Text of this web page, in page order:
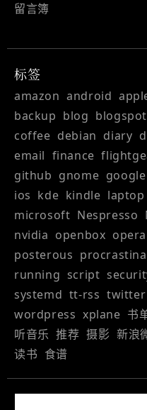
留言簿
标签
amazon android
backup blog blogspot
coffee debian diary
email finance
github gnome google
ios kde kindle laptop
microsoft Nespresso
nvidia openbox opera
posterous
running script
systemd tt-rss twitter
wordpress xplane 书
听音乐 推荐 摄影 新浪
读书 食谱